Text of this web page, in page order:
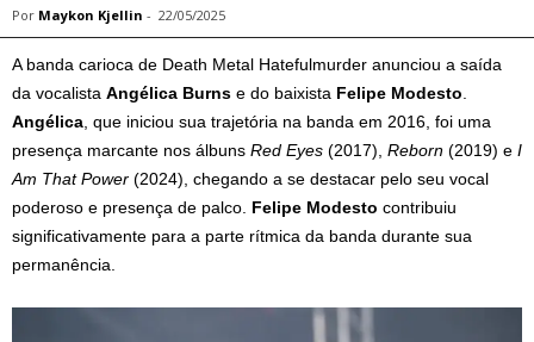
Por Maykon Kjellin - 22/05/2025
A banda carioca de Death Metal Hatefulmurder anunciou a saída
da vocalista Angélica Burns e do baixista Felipe Modesto
Angélica , que iniciou sua trajetória na banda em 2016, foi uma
presença marcante nos álbuns Red Eyes (2017), Reborn (2019) e I
Am That Power (2024), chegando a se destacar pelo seu vocal
poderoso e presença de palco. Felipe Modesto contribuiu
significativamente para a parte rítmica da banda durante sua
permanência.